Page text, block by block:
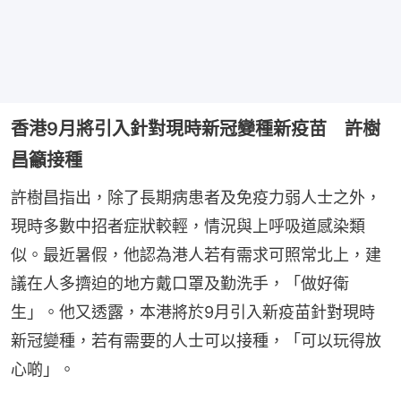
香港9月將引入針對現時新冠變種新疫苗 許樹
昌籲接種
許樹昌指出，除了長期病患者及免疫力弱人士之外，
現時多數中招者症狀較輕，情況與上呼吸道感染類
似。最近暑假，他認為港人若有需求可照常北上，建
議在人多擠迫的地方戴口罩及勤洗手，「做好衛
生」。他又透露，本港將於9月引入新疫苗針對現時
新冠變種，若有需要的人士可以接種，「可以玩得放
心啲」。